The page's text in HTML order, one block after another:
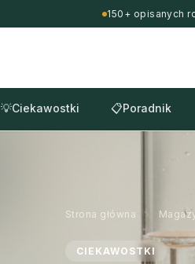
150+ opisanych
💡Ciekawostki 📋Poradnik
Strona główna ›
CIEKAWOSTKI